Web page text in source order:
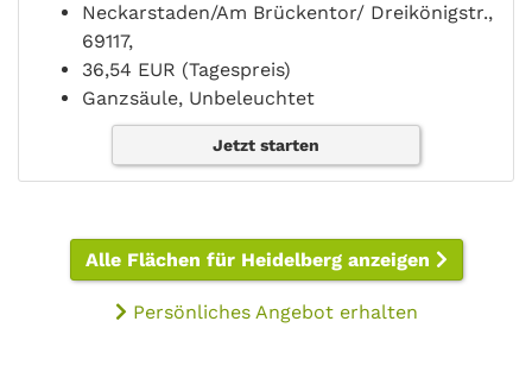
Neckarstaden/Am Brückentor/ Dreikönigstr.,
69117,
36,54 EUR (Tagespreis)
Ganzsäule, Unbeleuchtet
Jetzt starten
Alle Flächen für Heidelberg anzeigen
Persönliches Angebot erhalten